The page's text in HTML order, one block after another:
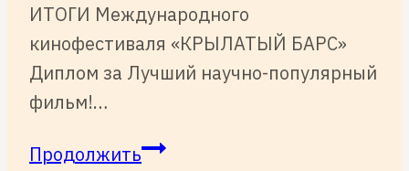
ИТОГИ Международного
кинофестиваля «КРЫЛАТЫЙ БАРС»
Диплом за Лучший научно-популярный
фильм!…
ПродолжитьИТОГИ